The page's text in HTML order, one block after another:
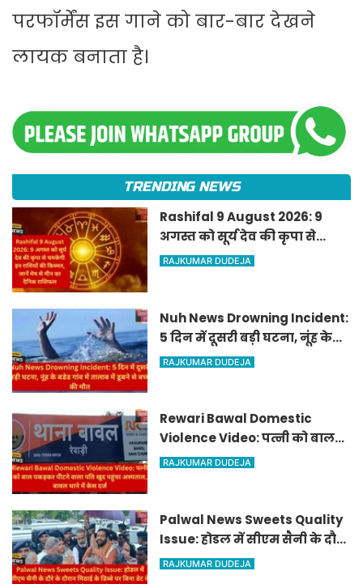
परफॉर्मेंस इस गाने को बार-बार देखने
लायक बनाता है।
TRENDING NEWS
Rashifal 9 August 2026: 9
अगस्त को सूर्य देव की कृपा से
चमकेगी इन राशियों की किस्मत,
RAJKUMAR DUDEJA
Nuh News Drowning Incident:
5 दिन में दूसरी बड़ी घटना, नूंह के
बडेड गांव में तालाब में डूबने से बच्चे
RAJKUMAR DUDEJA
Rewari Bawal Domestic
Violence Video: पत्नी को बाल
पकड़कर पीटने वाला पति खुद
RAJKUMAR DUDEJA
Palwal News Sweets Quality
Issue: होडल में सीएम सैनी के दौरे
के दौरान मिठाई के डिब्बे पर बिना
RAJKUMAR DUDEJA